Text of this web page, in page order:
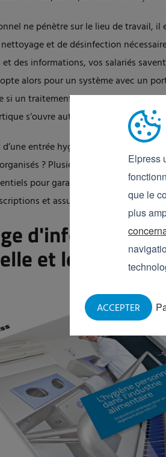
Elpress
que le
plus
ACCEPTER
ne pénètre sur le lieu de travail, il
et de désinfection
des informations, vos salariés
alors pour un système avec un
si un traitement déterminé a été
s’ouvre automatiquement.
entrée hygiénique, il faut bien
? Plusieurs équipes
pour garantir le niveau
et assure la meilleure
et les